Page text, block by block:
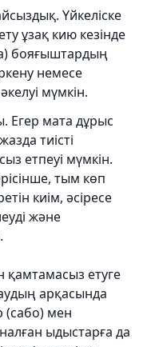
Үйкеліске
ұзақ кию кезінде
бояғыштардың
немесе
мүмкін.
Егер мата дұрыс
тиісті
етпеуі мүмкін.
тым көп
киім, әсіресе
және
қамтамасыз етуге
арқасында
(сабо) мен
ыдыстарға да